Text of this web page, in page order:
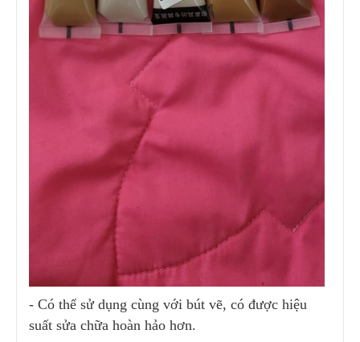
- Có thể sử dụng cùng với bút vẽ, có được hiệu
suất sửa chữa hoàn hảo hơn.